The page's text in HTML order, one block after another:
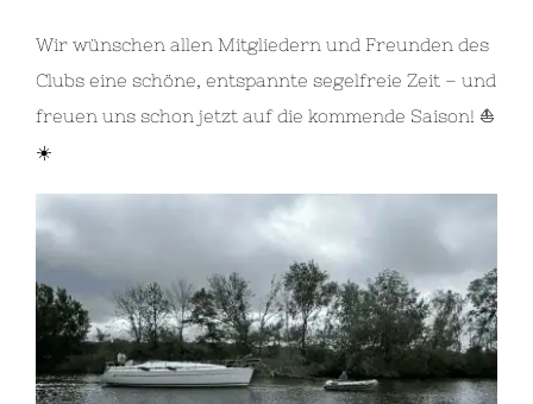
Wir wünschen allen Mitgliedern und Freunden des
Clubs eine schöne, entspannte segelfreie Zeit – und
freuen uns schon jetzt auf die kommende Saison! ⛵️
☀️